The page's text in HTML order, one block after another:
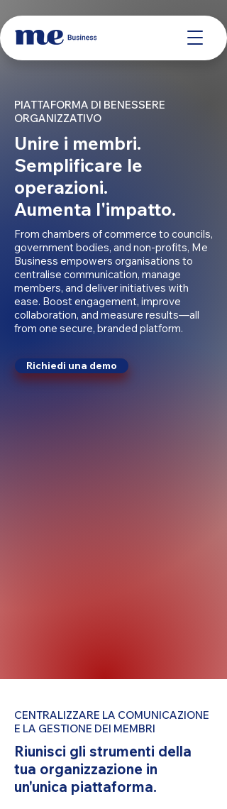
PIATTAFORMA DI BENESSERE
ORGANIZZATIVO
Unire i membri.
Semplificare le
operazioni.
Aumenta l'impatto.
From chambers of commerce to councils,
government bodies, and non-profits, Me
Business empowers organisations to
centralise communication, manage
members, and deliver initiatives with
ease. Boost engagement, improve
collaboration, and measure results—all
from one secure, branded platform.
Richiedi una demo
CENTRALIZZARE LA COMUNICAZIONE
E LA GESTIONE DEI MEMBRI
Riunisci gli strumenti della
tua organizzazione in
un'unica piattaforma.